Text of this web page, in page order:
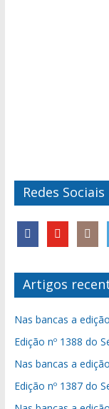
Redes Sociais
Artigos
Nas bancas a
Edição nº 1388 do
Nas bancas a
Edição nº 1387 do